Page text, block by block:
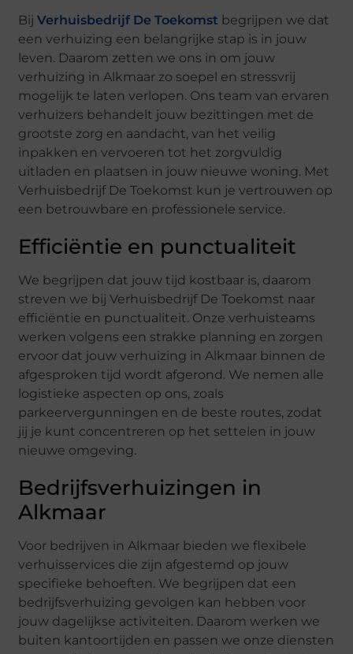
BijVerhuisbedrijf De Toekomst begrijpen we dat
een verhuizing een belangrijke stap is in jouw
leven. Daarom zetten we ons in om jouw
verhuizing in Alkmaar zo soepel en stressvrij
mogelijk te laten verlopen. Ons team van ervaren
verhuizers behandelt jouw bezittingen met de
grootste zorg en aandacht, van het veilig
inpakken en vervoeren tot het zorgvuldig
uitladen en plaatsen in jouw nieuwe woning. Met
Verhuisbedrijf De Toekomst kun je vertrouwen op
een betrouwbare en professionele service.
Efficiëntie en punctualiteit
We begrijpen dat jouw tijd kostbaar is, daarom
streven we bij Verhuisbedrijf De Toekomst naar
efficiëntie en punctualiteit. Onze verhuisteams
werken volgens een strakke planning en zorgen
ervoor dat jouw verhuizing in Alkmaar binnen de
afgesproken tijd wordt afgerond. We nemen alle
logistieke aspecten op ons, zoals
parkeervergunningen en de beste routes, zodat
jij je kunt concentreren op het settelen in jouw
nieuwe omgeving.
Bedrijfsverhuizingen in
Alkmaar
Voor bedrijven in Alkmaar bieden we flexibele
verhuisservices die zijn afgestemd op jouw
specifieke behoeften. We begrijpen dat een
bedrijfsverhuizing gevolgen kan hebben voor
jouw dagelijkse activiteiten. Daarom werken we
buiten kantoortijden en passen we onze diensten